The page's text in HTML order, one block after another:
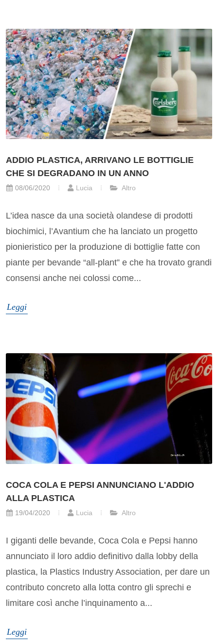
ADDIO PLASTICA, ARRIVANO LE BOTTIGLIE
CHE SI DEGRADANO IN UN ANNO
08/06/2020 Lucia Altro
L’idea nasce da una società olandese di prodotti
biochimici, l’Avantium che ha lanciato un progetto
pionieristico per la produzione di bottiglie fatte con
piante per bevande “all-plant” e che ha trovato grandi
consensi anche nei colossi come...
Leggi
COCA COLA E PEPSI ANNUNCIANO L'ADDIO
ALLA PLASTICA
19/04/2020 Lucia Altro
I giganti delle bevande, Coca Cola e Pepsi hanno
annunciato il loro addio definitivo dalla lobby della
plastica, la Plastics Industry Association, per dare un
contributo concreto alla lotta contro gli sprechi e
limitare così anche l’inquinamento a...
Leggi